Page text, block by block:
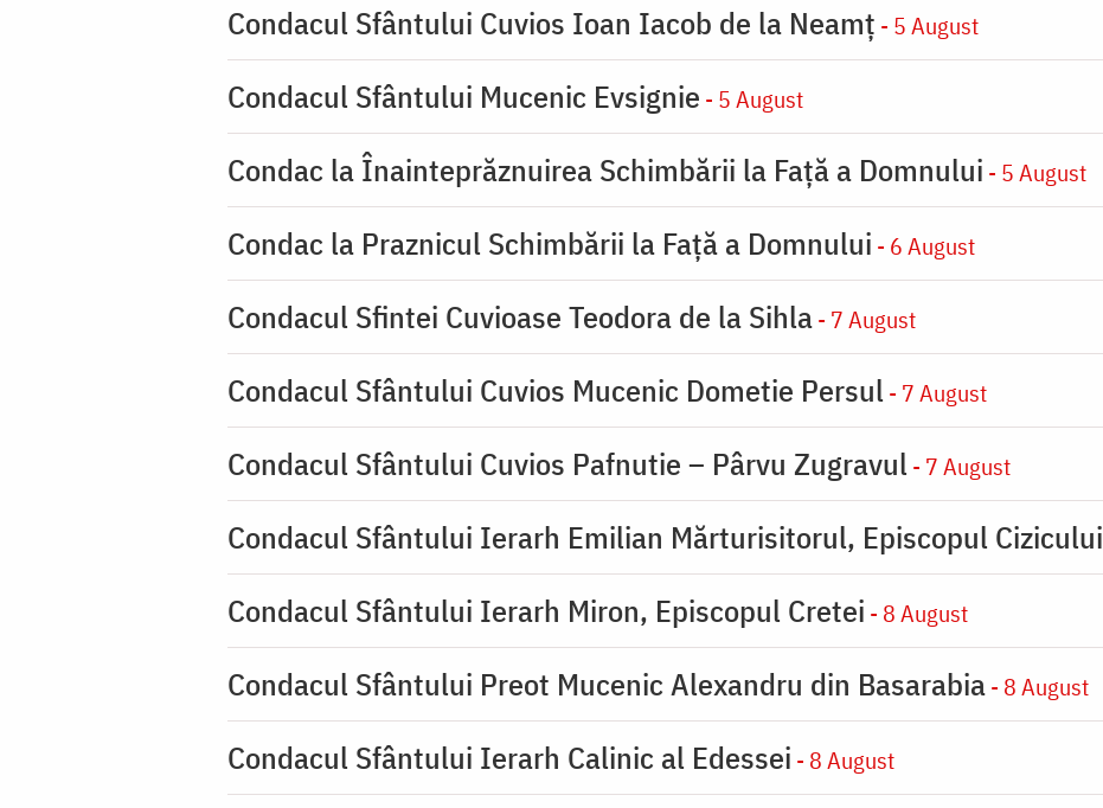
Condacul Sfântului Cuvios Ioan Iacob de la Neamț - 5 August
Condacul Sfântului Mucenic Evsignie - 5 August
Condac la Înainteprăznuirea Schimbării la Faţă a Domnului - 5 August
Condac la Praznicul Schimbării la Faţă a Domnului - 6 August
Condacul Sfintei Cuvioase Teodora de la Sihla- 7 August
Condacul Sfântului Cuvios Mucenic Dometie Persul - 7 August
Condacul Sfântului Cuvios Pafnutie – Pârvu Zugravul - 7 August
Condacul Sfântului Ierarh Emilian Mărturisitorul, Episcopul Cizicului
Condacul Sfântului Ierarh Miron, Episcopul Cretei - 8 August
Condacul Sfântului Preot Mucenic Alexandru din Basarabia- 8 August
Condacul Sfântului Ierarh Calinic al Edessei - 8 August